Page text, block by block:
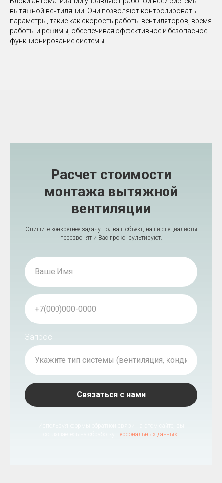
вытяжной вентиляции. Они позволяют контролировать
параметры, такие как скорость работы вентиляторов, время
работы и режимы, обеспечивая эффективное и безопасное
функционирование системы.
Расчет стоимости
монтажа вытяжной
вентиляции
Опишите конкретнее задачу под ваш объект, наши специалисты
перезвонят и Вас проконсультируют.
Запрос
Связаться с нами
персональных данных